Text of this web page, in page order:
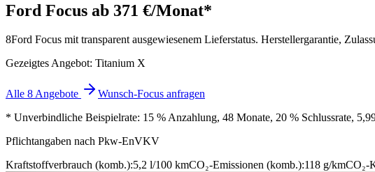
Ford Focus ab 371 €/Monat*
8Ford Focus mit transparent ausgewiesenem Lieferstatus. Herstellergarantie,
Gezeigtes Angebot: Titanium X
Alle 8 Angebote
Wunsch-Focus anfragen
* Unverbindliche Beispielrate: 15 % Anzahlung, 48 Monate, 20 % Schlussrate,
Pflichtangaben nach Pkw-EnVKV
Kraftstoffverbrauch (komb.):5,2 l/100 kmCO₂-Emissionen (komb.):118 g/kmCO₂-